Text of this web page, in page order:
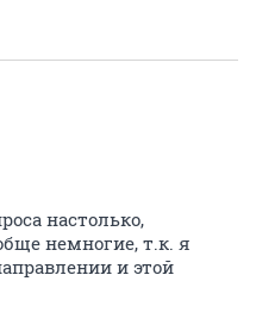
настолько,
немногие, т.к. я
и этой